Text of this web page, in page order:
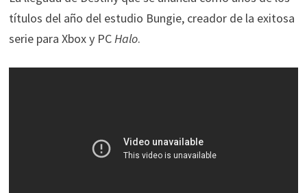
títulos del año del estudio Bungie, creador de la exitosa
serie para Xbox y PCHalo.